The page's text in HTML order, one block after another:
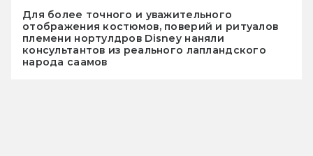
Для более точного и уважительного
отображения костюмов, поверий и ритуалов
племени нортулдров Disney наняли
консультантов из реального лапландского
народа саамов